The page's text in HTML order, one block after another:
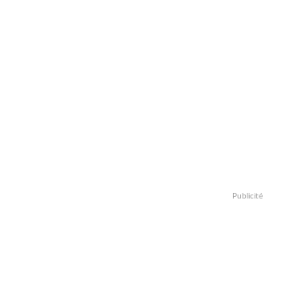
Publicité